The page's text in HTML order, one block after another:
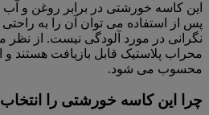
این کاسه خورشتی در برابر روغن و
پس از استفاده می توان آن را به راحتی
نگرانی در مورد آلودگی نیست. از
محراب پلاستیک قابل بازیافت هستند و
محسوب می شود.
چرا این کاسه خورشتی را